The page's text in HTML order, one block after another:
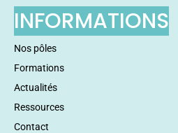
INFORMATIONS
Nos pôles
Formations
Actualités
Ressources
Contact